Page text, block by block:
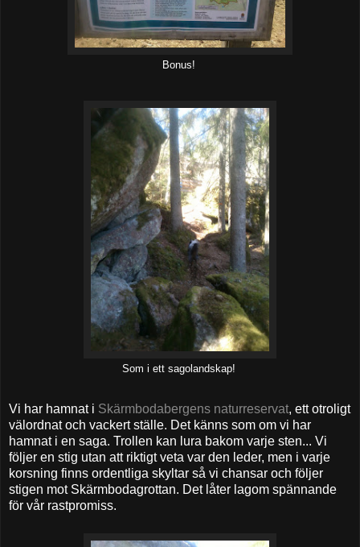
Bonus!
Som i ett sagolandskap!
Vi har hamnat i Skärmbodabergens naturreservat, ett otroligt
välordnat och vackert ställe. Det känns som om vi har
hamnat i en saga. Trollen kan lura bakom varje sten... Vi
följer en stig utan att riktigt veta var den leder, men i varje
korsning finns ordentliga skyltar så vi chansar och följer
stigen mot Skärmbodagrottan. Det låter lagom spännande
för vår rastpromiss.